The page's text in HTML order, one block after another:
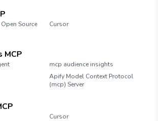
Source
Cursor
MCP
mcp audience insights
Apify Model Context Protocol
(mcp) Server
Cursor